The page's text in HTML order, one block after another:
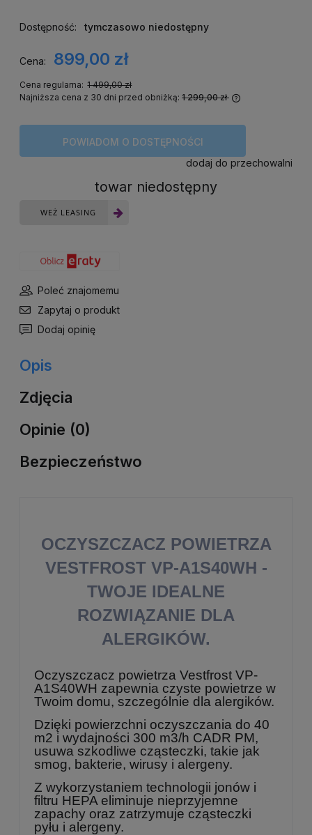
Dostępność: tymczasowo niedostępny
Cena: 899,00 zł
Cena regularna: 1 499,00 zł
Najniższa cena z 30 dni przed obniżką: 1 299,00 zł
POWIADOM O DOSTĘPNOŚCI
dodaj do przechowalni
towar niedostępny
WEŻ LEASING
Zapytaj o produkt
Poleć znajomemu
Dodaj opinię
Opis
Zdjęcia
Opinie (0)
Bezpieczeństwo
OCZYSZCZACZ POWIETRZA
VESTFROST VP-A1S40WH -
TWOJE IDEALNE
ROZWIĄZANIE DLA
ALERGIKÓW.
Oczyszczacz powietrza Vestfrost VP-
A1S40WH zapewnia czyste powietrze w
Twoim domu, szczególnie dla alergików.
Dzięki powierzchni oczyszczania do 40
m2 i wydajności 300 m3/h CADR PM,
usuwa szkodliwe cząsteczki, takie jak
smog, bakterie, wirusy i alergeny.
Z wykorzystaniem technologii jonów i
filtru HEPA eliminuje nieprzyjemne
zapachy oraz zatrzymuje cząsteczki
pyłu i alergeny.